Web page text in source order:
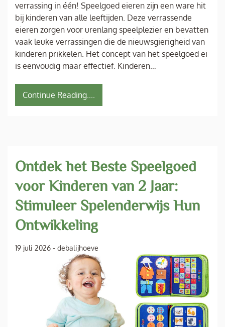
verrassing in één! Speelgoed eieren zijn een ware hit
bij kinderen van alle leeftijden. Deze verrassende
eieren zorgen voor urenlang speelplezier en bevatten
vaak leuke verrassingen die de nieuwsgierigheid van
kinderen prikkelen. Het concept van het speelgoed ei
is eenvoudig maar effectief. Kinderen…
Continue Reading....
Ontdek het Beste Speelgoed
voor Kinderen van 2 Jaar:
Stimuleer Spelenderwijs Hun
Ontwikkeling
19 juli 2026 - debalijhoeve